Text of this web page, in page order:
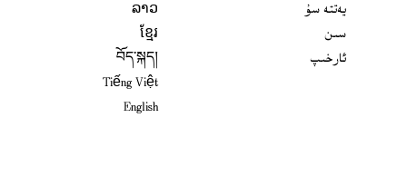
يەتتە سۇ
سىن
ئارخىپ
ລາວ
ខ្មែរ
བོད་སྐད།
Tiếng Việt
English